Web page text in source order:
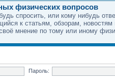
физических вопросов
спросить, или кому нибудь
к статьям, обзорам, новостям
мнение по тому или иному
Пароль: